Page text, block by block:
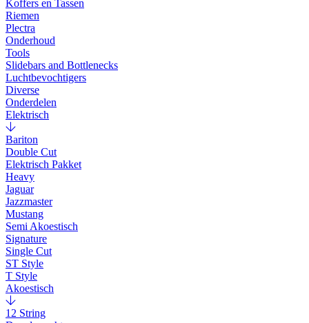
Koffers en Tassen
Riemen
Plectra
Onderhoud
Tools
Slidebars and Bottlenecks
Luchtbevochtigers
Diverse
Onderdelen
Elektrisch
Bariton
Double Cut
Elektrisch Pakket
Heavy
Jaguar
Jazzmaster
Mustang
Semi Akoestisch
Signature
Single Cut
ST Style
T Style
Akoestisch
12 String